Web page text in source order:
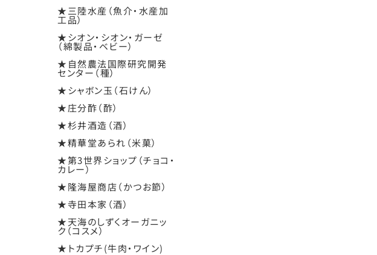
★三陸水産（魚介・水産加
工品）
★シオン・シオン・ガーゼ
（綿製品・ベビー）
★自然農法国際研究開発
センター（種）
★シャボン玉（石けん）
★庄分酢（酢）
★杉井酒造（酒）
★精華堂あられ（米菓）
★第3世界ショップ（チョコ・
カレー）
★隆海屋商店（かつお節）
★寺田本家（酒）
★天海のしずくオーガニッ
ク（コスメ）
★トカプチ(牛肉・ワイン)